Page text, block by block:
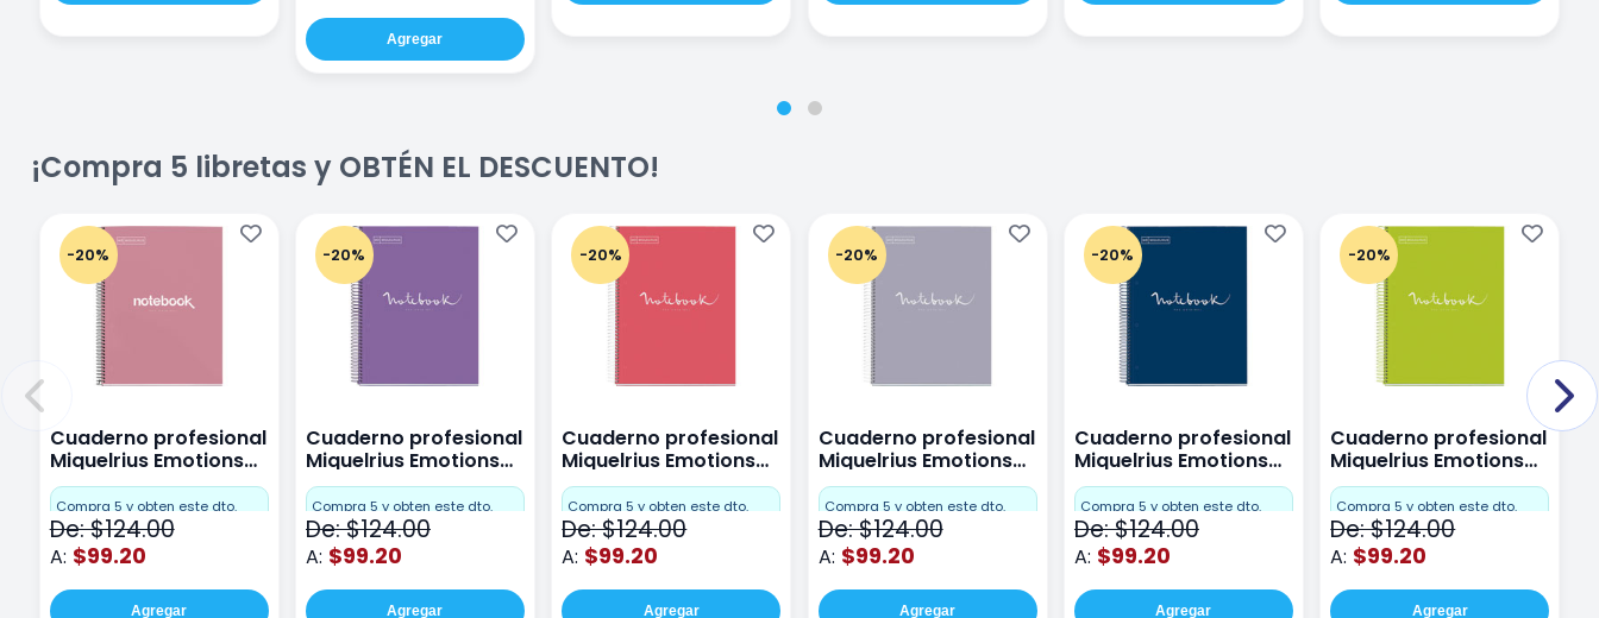
Agregar
¡Compra 5 libretas y OBTÉN EL DESCUENTO!
-20%
Cuaderno profesional
Miquelrius Emotions
Cuadro Chico 80
hojas Rosa
Compra 5 y obten este dto.
De: $124.00
A: $99.20
Agregar
-20%
Cuaderno profesional
Miquelrius Emotions
raya 80 hojas Purpura
Compra 5 y obten este dto.
De: $124.00
A: $99.20
Agregar
-20%
Cuaderno profesional
Miquelrius Emotions
raya 80 hojas Coral
Compra 5 y obten este dto.
De: $124.00
A: $99.20
Agregar
-20%
Cuaderno profesional
Miquelrius Emotions
raya 80 hojas Gris
Compra 5 y obten este dto.
De: $124.00
A: $99.20
Agregar
-20%
Cuaderno profesional
Miquelrius Emotions
Dots 80 hojas
Compra 5 y obten este dto.
De: $124.00
A: $99.20
Agregar
-20%
Cuaderno profesional
Miquelrius Emotions
Dots 80 hojas Lima
Compra 5 y obten este dto.
De: $124.00
A: $99.20
Agregar